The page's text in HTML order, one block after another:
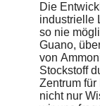
Die
industrielle
so nie
Guano,
von
Stockstoff
Zentrum für
nicht nur